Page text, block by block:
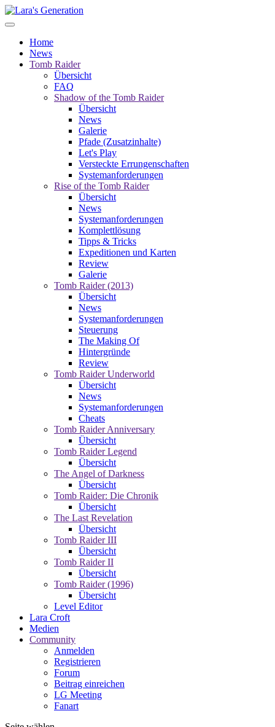
Home
News
Tomb Raider
Übersicht
FAQ
Shadow of the Tomb Raider
Übersicht
News
Galerie
Pfade (Zusatzinhalte)
Let's Play
Versteckte Errungenschaften
Systemanforderungen
Rise of the Tomb Raider
Übersicht
News
Systemanforderungen
Komplettlösung
Tipps & Tricks
Expeditionen und Karten
Review
Galerie
Tomb Raider (2013)
Übersicht
News
Systemanforderungen
Steuerung
The Making Of
Hintergründe
Review
Tomb Raider Underworld
Übersicht
News
Systemanforderungen
Cheats
Tomb Raider Anniversary
Übersicht
Tomb Raider Legend
Übersicht
The Angel of Darkness
Übersicht
Tomb Raider: Die Chronik
Übersicht
The Last Revelation
Übersicht
Tomb Raider III
Übersicht
Tomb Raider II
Übersicht
Tomb Raider (1996)
Übersicht
Level Editor
Lara Croft
Medien
Community
Anmelden
Registrieren
Forum
Beitrag einreichen
LG Meeting
Fanart